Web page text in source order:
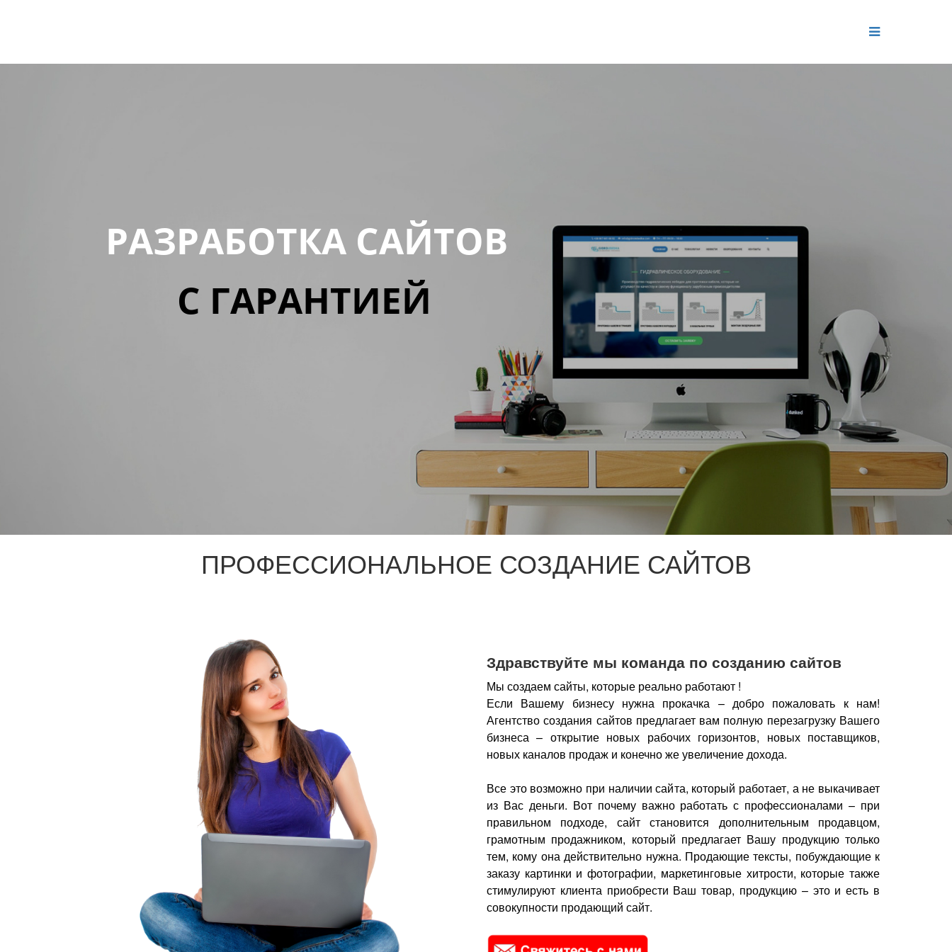
РАЗРАБОТКА САЙТОВ
С ГАРАНТИЕЙ
ПРОФЕССИОНАЛЬНОЕ СОЗДАНИЕ САЙТОВ
Здравствуйте мы команда по созданию сайтов
Мы создаем сайты, которые реально работают !
Если Вашему бизнесу нужна прокачка – добро пожаловать к нам!
Агентство создания сайтов предлагает вам полную перезагрузку Вашего
бизнеса – открытие новых рабочих горизонтов, новых поставщиков,
новых каналов продаж и конечно же увеличение дохода.
Все это возможно при наличии сайта, который работает, а не выкачивает
из Вас деньги. Вот почему важно работать с профессионалами – при
правильном подходе, сайт становится дополнительным продавцом,
грамотным продажником, который предлагает Вашу продукцию только
тем, кому она действительно нужна. Продающие тексты, побуждающие к
заказу картинки и фотографии, маркетинговые хитрости, которые также
стимулируют клиента приобрести Ваш товар, продукцию – это и есть в
совокупности продающий сайт.